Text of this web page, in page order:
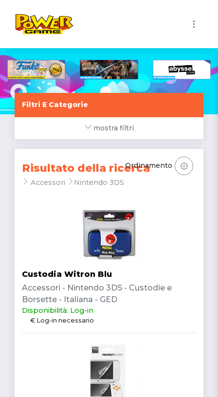
Filtri E Categorie
mostra filtri
Risultato della ricerca
Accessori Nintendo 3DS
Ordinamento
Custodia Witron Blu
Accessori - Nintendo 3DS - Custodie e
Borsette - Italiana - GED
Disponibilità: Log-in
€ Log-in necessario